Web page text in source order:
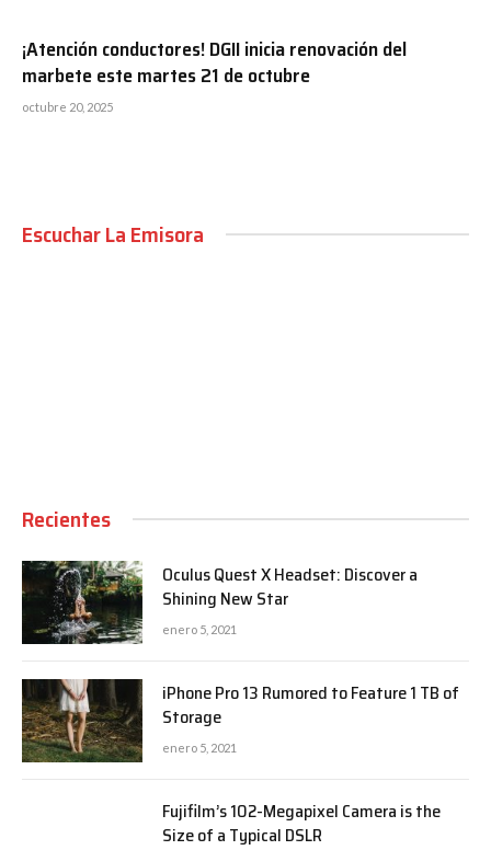
¡Atención conductores! DGII inicia renovación del
marbete este martes 21 de octubre
octubre 20, 2025
Escuchar La Emisora
Recientes
Oculus Quest X Headset: Discover a
Shining New Star
enero 5, 2021
iPhone Pro 13 Rumored to Feature 1 TB of
Storage
enero 5, 2021
Fujifilm’s 102-Megapixel Camera is the
Size of a Typical DSLR